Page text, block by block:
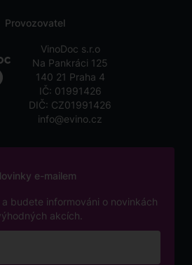
Provozovatel
VinoDoc s.r.o
Na Pankráci 125
140 21 Praha 4
IČ: 01991426
DIČ: CZ01991426
info@evino.cz
e-mailem
budete informováni o novinkách
akcích.